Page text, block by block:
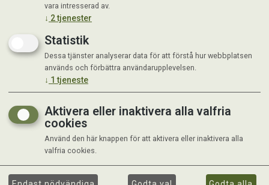
vara intresserad av.
↓ 2tjenester
Statistik
Dessa tjänster analyserar data för att förstå hur webbplatsen
används och förbättra användarupplevelsen.
↓ 1 tjeneste
Aktivera eller inaktivera alla valfria
cookies
Använd den här knappen för att aktivera eller inaktivera alla
valfria cookies.